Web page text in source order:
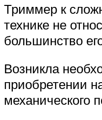
Триммер к
технике не
большинство
Возникла
приобретении
механического